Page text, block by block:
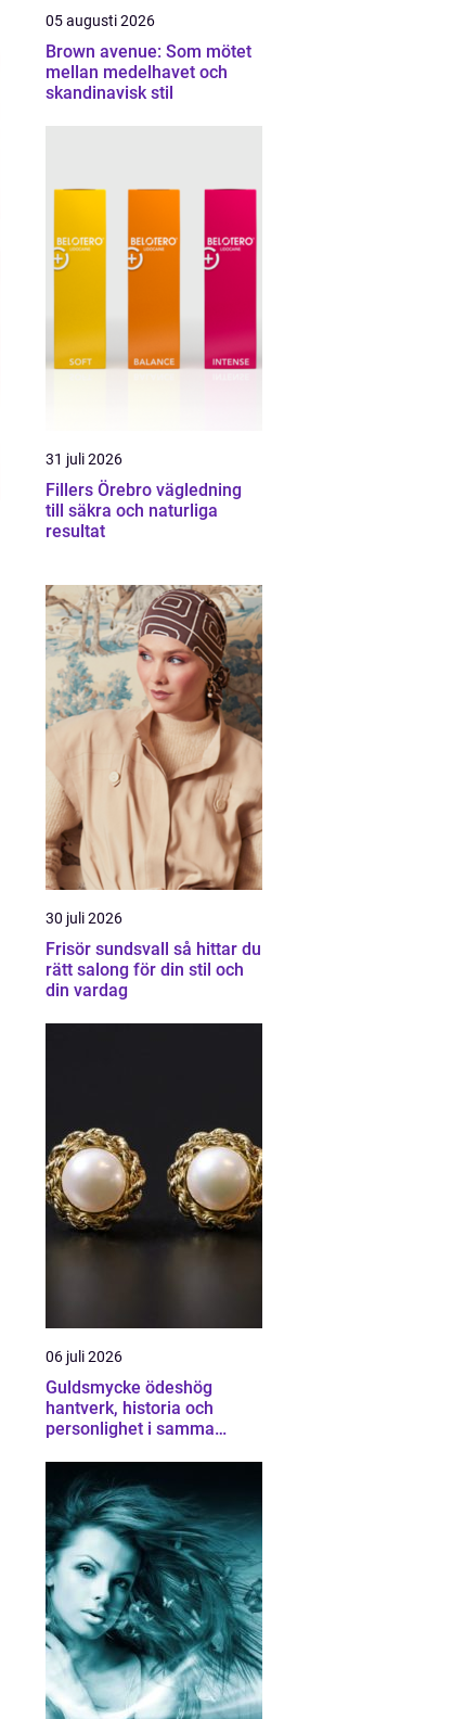
05 augusti 2026
Brown avenue: Som mötet
mellan medelhavet och
skandinavisk stil
31 juli 2026
Fillers Örebro vägledning
till säkra och naturliga
resultat
30 juli 2026
Frisör sundsvall så hittar du
rätt salong för din stil och
din vardag
06 juli 2026
Guldsmycke ödeshög
hantverk, historia och
personlighet i samma